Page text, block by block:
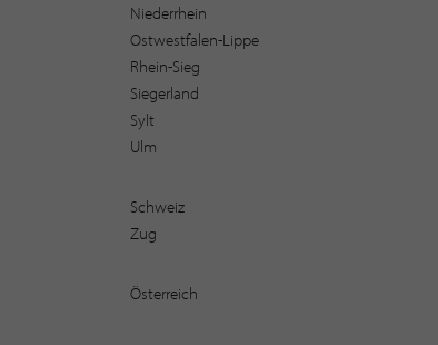
Niederrhein
Ostwestfalen-Lippe
Rhein-Sieg
Siegerland
Sylt
Ulm
Schweiz
Zug
Österreich